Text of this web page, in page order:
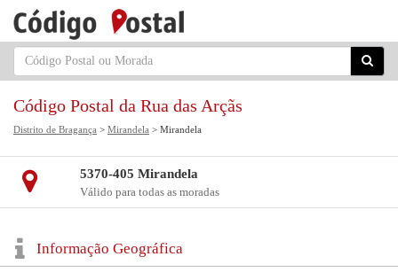
Código Postal da Rua das Arçãs
Distrito de Bragança > Mirandela > Mirandela
5370-405 Mirandela
Válido para todas as moradas
Informação Geográfica